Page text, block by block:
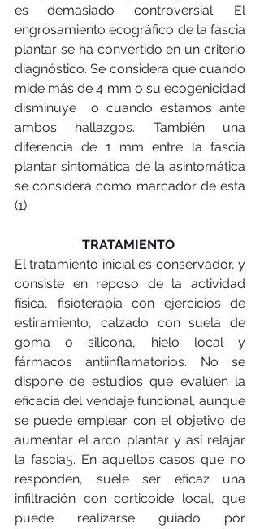
es demasiado controversial. El
engrosamiento ecográfico de la fascia
plantar se ha convertido en un criterio
diagnóstico. Se considera que cuando
mide más de 4 mm o su ecogenicidad
disminuye  o cuando estamos ante
ambos hallazgos. También una
diferencia de 1 mm entre la fascia
plantar sintomática de la asintomática
se considera como marcador de esta
(1)
TRATAMIENTO
El tratamiento inicial es conservador, y
consiste en reposo de la actividad
física, fisioterapia con ejercicios de
estiramiento, calzado con suela de
goma o silicona, hielo local y
fármacos antiinflamatorios. No se
dispone de estudios que evalúen la
eficacia del vendaje funcional, aunque
se puede emplear con el objetivo de
aumentar el arco plantar y así relajar
la fascia5. En aquellos casos que no
responden, suele ser eficaz una
infiltración con corticoide local, que
puede realizarse guiado por